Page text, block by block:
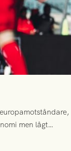
men lågt
och individuell